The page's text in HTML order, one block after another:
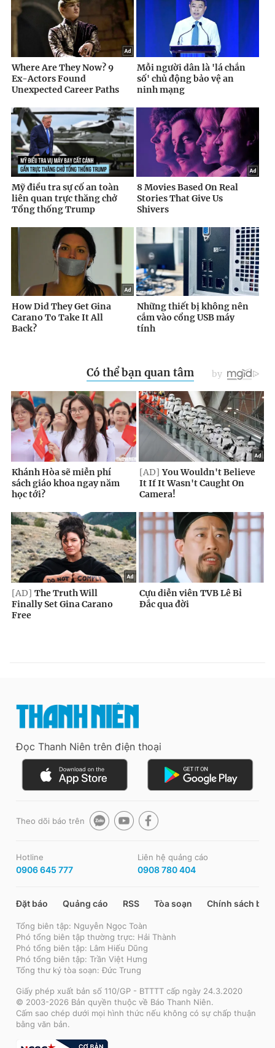
Đọc Thanh Niên trên điện thoại
Theo dõi báo trên
Hotline
0906 645 777
Liên hệ quảng cáo
0908 780 404
Đặt báo Quảng cáo RSS Tòa soạn Chính sách bảo
Tổng biên tập: Nguyễn Ngọc Toàn
Phó tổng biên tập thường trực: Hải Thành
Phó tổng biên tập: Lâm Hiếu Dũng
Phó tổng biên tập: Trần Việt Hưng
Tổng thư ký tòa soạn: Đức Trung
Giấy phép xuất bản số 110/GP - BTTTT cấp ngày 24.3.2020
© 2003-2026 Bản quyền thuộc về Báo Thanh Niên.
Cấm sao chép dưới mọi hình thức nếu không có sự chấp thuận
bằng văn bản.